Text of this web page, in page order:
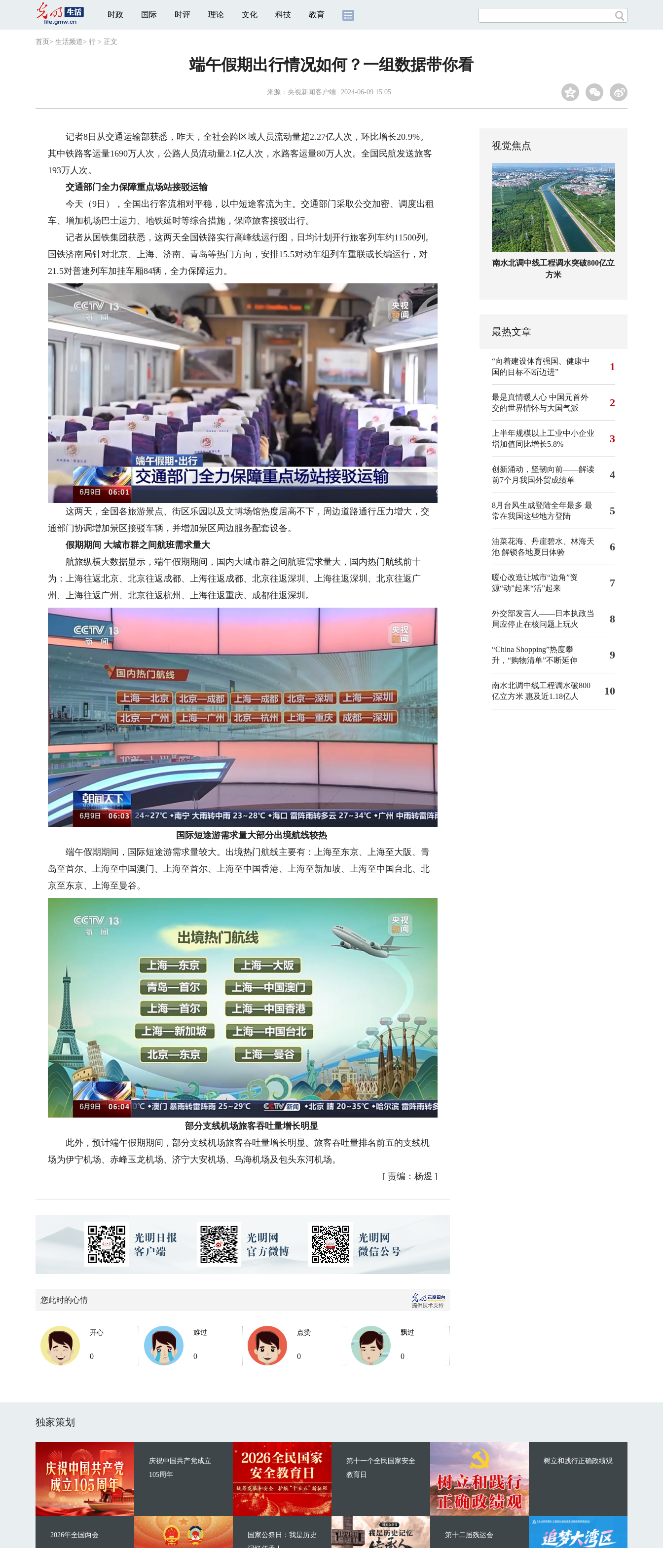
时政 国际 时评 理论 文化 科技 教育
首页 > 生活频道> 行 > 正文
端午假期出行情况如何？一组数据带你看
来源： 央视新闻客户端 2024-06-09 15:05
记者8日从交通运输部获悉，昨天，全社会跨区域人员流动量超2.27亿人次，环比增长20.9%。
其中铁路客运量1690万人次，公路人员流动量2.1亿人次，水路客运量80万人次。全国民航发送旅客
193万人次。
交通部门全力保障重点场站接驳运输
今天（9日），全国出行客流相对平稳，以中短途客流为主。交通部门采取公交加密、调度出租
车、增加机场巴士运力、地铁延时等综合措施，保障旅客接驳出行。
记者从国铁集团获悉，这两天全国铁路实行高峰线运行图，日均计划开行旅客列车约11500列。
国铁济南局针对北京、上海、济南、青岛等热门方向，安排15.5对动车组列车重联或长编运行，对
21.5对普速列车加挂车厢84辆，全力保障运力。
这两天，全国各旅游景点、街区乐园以及文博场馆热度居高不下，周边道路通行压力增大，交
通部门协调增加景区接驳车辆，并增加景区周边服务配套设备。
假期期间 大城市群之间航班需求量大
航旅纵横大数据显示，端午假期期间，国内大城市群之间航班需求量大，国内热门航线前十
为：上海往返北京、北京往返成都、上海往返成都、北京往返深圳、上海往返深圳、北京往返广
州、上海往返广州、北京往返杭州、上海往返重庆、成都往返深圳。
国际短途游需求量大部分出境航线较热
端午假期期间，国际短途游需求量较大。出境热门航线主要有：上海至东京、上海至大阪、青
岛至首尔、上海至中国澳门、上海至首尔、上海至中国香港、上海至新加坡、上海至中国台北、北
京至东京、上海至曼谷。
部分支线机场旅客吞吐量增长明显
此外，预计端午假期期间，部分支线机场旅客吞吐量增长明显。旅客吞吐量排名前五的支线机
场为伊宁机场、赤峰玉龙机场、济宁大安机场、乌海机场及包头东河机场。
[ 责编：杨煜 ]
您此时的心情
开心
0
难过
0
点赞
0
飘过
0
视觉焦点
南水北调中线工程调水突破800亿立
方米
最热文章
“向着建设体育强国、健康中
国的目标不断迈进”
1
最是真情暖人心 中国元首外
交的世界情怀与大国气派
2
上半年规模以上工业中小企业
增加值同比增长5.8%
3
创新涌动，坚韧向前——解读
前7个月我国外贸成绩单
4
8月台风生成登陆全年最多 最
常在我国这些地方登陆
5
油菜花海、丹崖碧水、林海天
池 解锁各地夏日体验
6
暖心改造让城市“边角”资
源“动”起来“活”起来
7
外交部发言人——日本执政当
局应停止在核问题上玩火
8
“China Shopping”热度攀
升，“购物清单”不断延伸
9
南水北调中线工程调水破800
亿立方米 惠及近1.18亿人
10
独家策划
庆祝中国共产党成立
105周年
2026年全国两会
第十一个全民国家安全
教育日
国家公祭日：我是历史
树立和践行正确政绩观
第十二届残运会